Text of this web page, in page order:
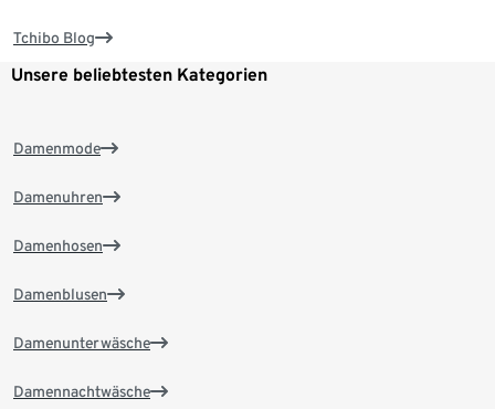
Tchibo Blog
Unsere beliebtesten Kategorien
Damenmode
Damenuhren
Damenhosen
Damenblusen
Damenunterwäsche
Damennachtwäsche